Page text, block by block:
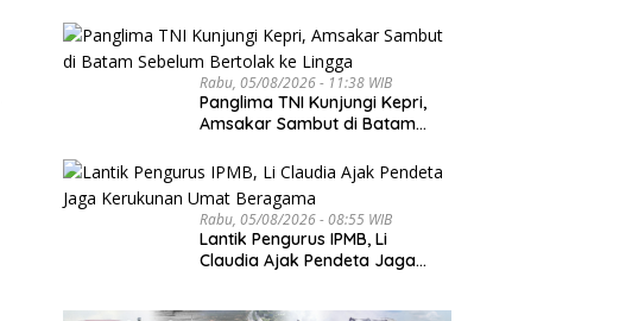
Perundang-undangan
Rabu, 05/08/2026 - 11:38 WIB
Panglima TNI Kunjungi Kepri,
Amsakar Sambut di Batam
Rabu, 05/08/2026 - 08:55 WIB
Lantik Pengurus IPMB, Li
Claudia Ajak Pendeta Jaga